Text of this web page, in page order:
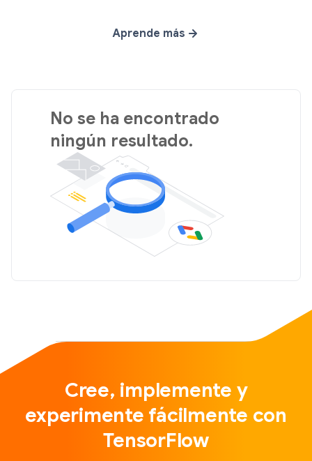
Aprende más
No se ha encontrado
ningún resultado.
Cree, implemente y
experimente fácilmente con
TensorFlow